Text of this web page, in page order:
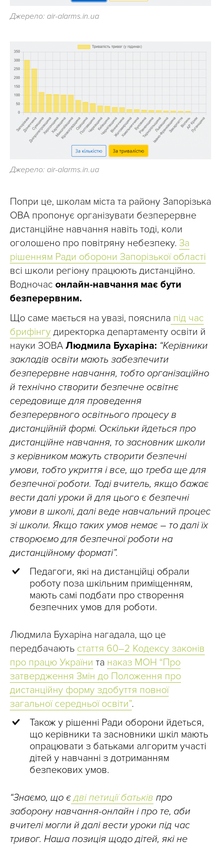
Джерело: air-alarms.in.ua
Джерело: air-alarms.in.ua
Попри це, школам міста та району Запорізька
ОВА пропонує організувати безперервне
дистанційне навчання навіть тоді, коли
оголошено про повітряну небезпеку. За
рішенням Ради оборони Запорізької області
всі школи регіону працюють дистанційно.
Водночас онлайн-навчання має бути
безперервним.
Що саме мається на увазі, пояснила під час
брифінгу директорка департаменту освіти й
науки ЗОВА Людмила Бухаріна: “Керівники
закладів освіти мають забезпечити
безперервне навчання, тобто організаційно
й технічно створити безпечне освітнє
середовище для проведення
безперервного освітнього процесу в
дистанційній формі. Оскільки йдеться про
дистанційне навчання, то засновник школи
з керівником можуть створити безпечні
умови, тобто укриття і все, що треба ще для
безпечної роботи. Тоді вчитель, якщо бажає
вести далі уроки й для цього є безпечні
умови в школі, далі веде навчальний процес
зі школи. Якщо таких умов немає – то далі їх
створюємо для безпечної роботи на
дистанційному форматі”.
Педагоги, які на дистанційці обрали
роботу поза шкільним приміщенням,
мають самі подбати про створення
безпечних умов для роботи.
Людмила Бухаріна нагадала, що це
передбачають стаття 60–2 Кодексу законів
про працю України та наказ МОН “Про
затвердження Змін до Положення про
дистанційну форму здобуття повної
загальної середньої освіти”.
Також у рішенні Ради оборони йдеться,
що керівники та засновники шкіл мають
опрацювати з батьками алгоритм участі
дітей у навчанні з дотриманням
безпекових умов.
“Знаємо, що єдві петиції батьків про
заборону навчання-онлайн і про те, аби
вчителі могли й далі вести уроки під час
тривог. Наша позиція щодо дітей, які не